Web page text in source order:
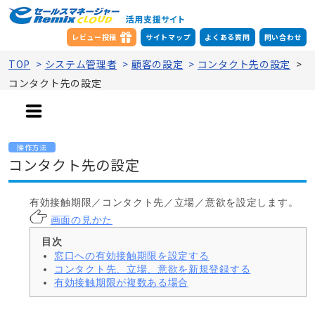
レビュー投稿 サイトマップ よくある質問 問い合わせ
TOP > システム管理者 > 顧客の設定 > コンタクト先の設定 >
コンタクト先の設定
操作方法
コンタクト先の設定
有効接触期限／コンタクト先／立場／意欲を設定します。
画面の見かた
窓口への有効接触期限を設定する
コンタクト先、立場、意欲を新規登録する
有効接触期限が複数ある場合